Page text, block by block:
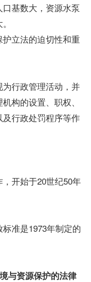
基数大，资源水泵
立法的迫切性和重
行政管理活动，并
构的设置、职权、
行政处罚程序等作
开始于20世纪50年
准是1973年制定的
资源保护的法律